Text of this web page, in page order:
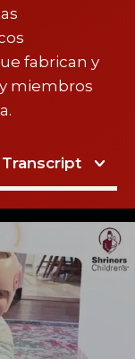
fabrican y
miembros